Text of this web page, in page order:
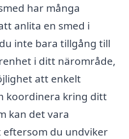
har många
anlita en smed i
inte bara tillgång till
i ditt närområde,
att enkelt
koordinera kring ditt
kan det vara
du undviker